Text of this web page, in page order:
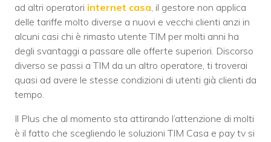
ad altri operatori internet casa , il gestore non applica
delle tariffe molto diverse a nuovi e vecchi clienti anzi in
alcuni casi chi è rimasto utente TIM per molti anni ha
degli svantaggi a passare alle offerte superiori. Discorso
diverso se passi a TIM da un altro operatore, ti troverai
quasi ad avere le stesse condizioni di utenti già clienti da
tempo.
Il Plus che al momento sta attirando l’attenzione di molti
è il fatto che scegliendo le soluzioni TIM Casa e pay tv si